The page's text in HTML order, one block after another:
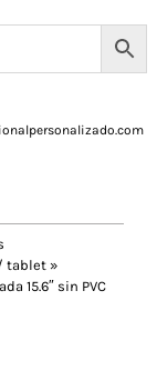
tablet »
15.6″ sin PVC